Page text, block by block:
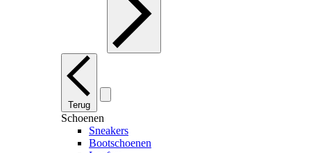
Terug
Schoenen
Sneakers
Bootschoenen